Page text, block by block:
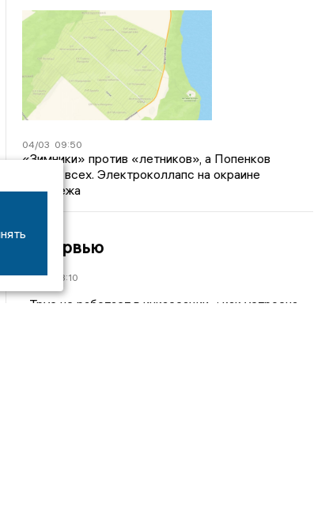
04/03 09:50
«Зимники» против «летников», а Попенков
против всех. Электроколлапс на окраине
Воронежа
Интервью
01/08 08:10
«Трус не работает в инкассации»: как устроена